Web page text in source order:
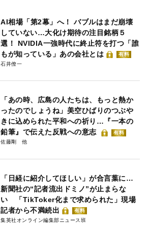
AI相場「第2幕」へ！ バブルはまだ崩壊
していない…大化け期待の注目銘柄５
選！ NVIDIA一強時代に終止符を打つ「誰
もが知っている」あの会社とは
有料
石井僚一
「あの時、広島の人たちは、もっと熱か
ったのでしょうね」美空ひばりのつぶや
きに込められた平和への祈り…『一本の
鉛筆』で伝えた反戦への意志
有料
佐藤剛
「日経に紹介してほしい」が合言葉に…
新聞社の“記者流出ドミノ”が止まらな
い 「TikToker化まで求められた」現場
記者から不満続出
有料
集英社オンライン編集部ニュース班